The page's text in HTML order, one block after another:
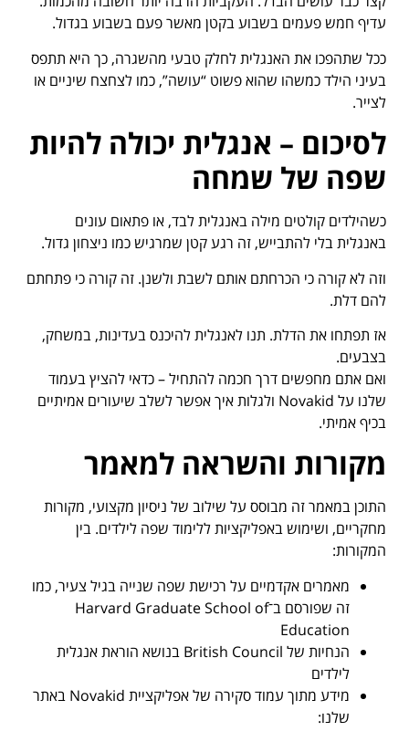
עדיף חמש פעמים בשבוע בקטן מאשר פעם בשבוע בגדול.
ככל שתהפכו את האנגלית לחלק טבעי מהשגרה, כך היא תתפס
בעיני הילד כמשהו שהוא פשוט “עושה”, כמו לצחצח שיניים או
לצייר.
לסיכום – אנגלית יכולה להיות
שפה של שמחה
כשהילדים קולטים מילה באנגלית לבד, או פתאום עונים
באנגלית בלי להתבייש, זה רגע קטן שמרגיש כמו ניצחון גדול.
וזה לא קורה כי הכרחתם אותם לשבת ולשנן. זה קורה כי פתחתם
להם דלת.
אז תפתחו את הדלת. תנו לאנגלית להיכנס בעדינות, במשחק,
בצבעים.
ואם אתם מחפשים דרך חכמה להתחיל – כדאי להציץ בעמוד
שלנו על Novakid ולגלות איך אפשר לשלב שיעורים אמיתיים
בכיף אמיתי.
מקורות והשראה למאמר
התוכן במאמר זה מבוסס על שילוב של ניסיון מקצועי, מקורות
מחקריים, ושימוש באפליקציות ללימוד שפה לילדים. בין
המקורות:
מאמרים אקדמיים על רכישת שפה שנייה בגיל צעיר, כמו
זה שפורסם ב־Harvard Graduate School of
Education
הנחיות של British Council בנושא הוראת אנגלית
לילדים
מידע מתוך עמוד סקירה של אפליקציית Novakid באתר
שלנו: